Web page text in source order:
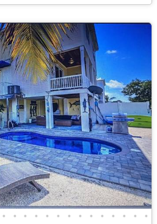
• • • • • • • • • • • • • •